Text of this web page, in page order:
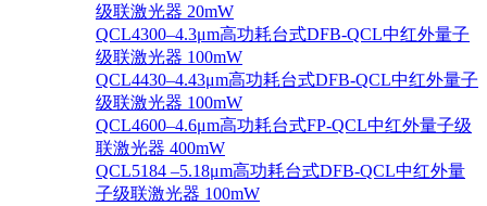
级联激光器 20mW
QCL4300–4.3μm高功耗台式DFB-QCL中红外量子
级联激光器 100mW
QCL4430–4.43μm高功耗台式DFB-QCL中红外量子
级联激光器 100mW
QCL4600–4.6μm高功耗台式FP-QCL中红外量子级
联激光器 400mW
QCL5184 –5.18μm高功耗台式DFB-QCL中红外量
子级联激光器 100mW